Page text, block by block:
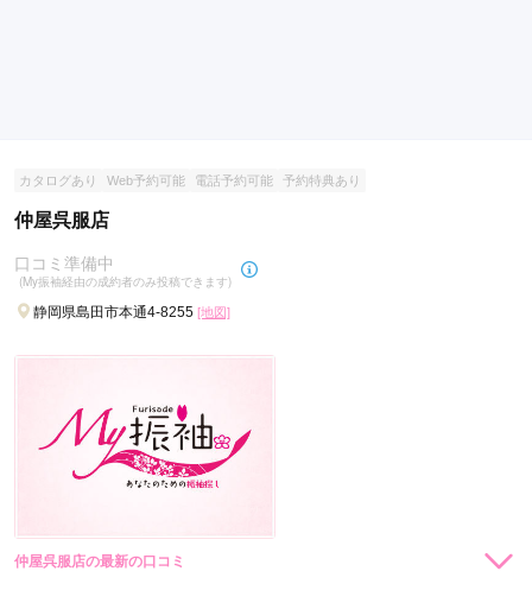
カタログあり Web予約可能 電話予約可能 予約特典あり
仲屋呉服店
口コミ準備中
(My振袖経由の成約者のみ投稿できます)
静岡県島田市本通4-8255 [地図]
仲屋呉服店の最新の口コミ